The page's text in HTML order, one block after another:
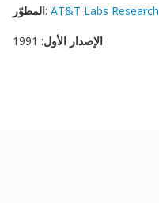
المطوّر: AT&T Labs Research
الإصدار الأول: 1991